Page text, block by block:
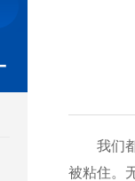
我们都
被粘住。